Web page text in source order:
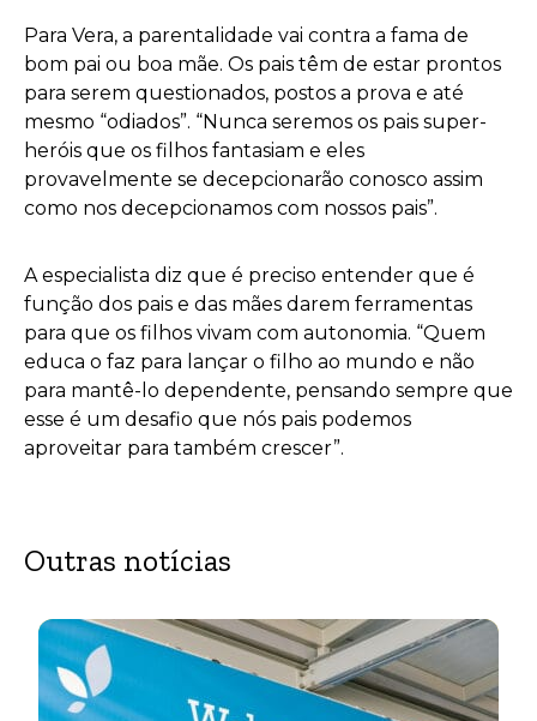
Para Vera, a parentalidade vai contra a fama de
bom pai ou boa mãe. Os pais têm de estar prontos
para serem questionados, postos a prova e até
mesmo “odiados”. “Nunca seremos os pais super-
heróis que os filhos fantasiam e eles
provavelmente se decepcionarão conosco assim
como nos decepcionamos com nossos pais”.
A especialista diz que é preciso entender que é
função dos pais e das mães darem ferramentas
para que os filhos vivam com autonomia. “Quem
educa o faz para lançar o filho ao mundo e não
para mantê-lo dependente, pensando sempre que
esse é um desafio que nós pais podemos
aproveitar para também crescer”.
Outras notícias